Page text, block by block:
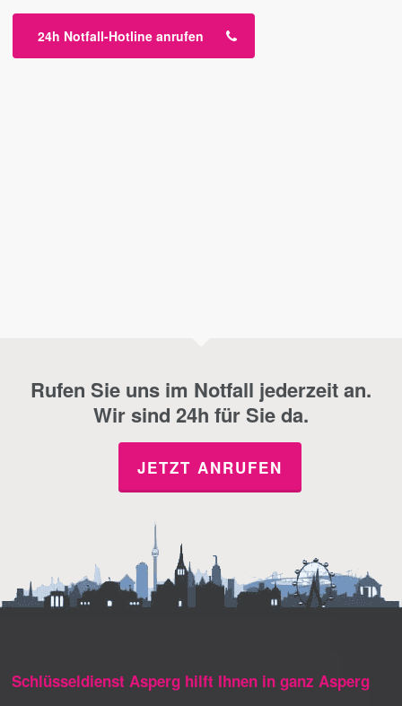
24h Notfall-Hotline anrufen
Rufen Sie uns im Notfall jederzeit an.
Wir sind 24h für Sie da.
JETZT ANRUFEN
Schlüsseldienst Asperg hilft Ihnen in ganz Asperg